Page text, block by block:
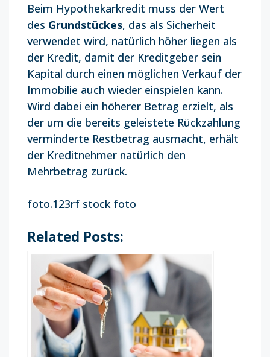
Beim Hypothekarkredit muss der Wert
des Grundstückes, das als Sicherheit
verwendet wird, natürlich höher liegen als
der Kredit, damit der Kreditgeber sein
Kapital durch einen möglichen Verkauf der
Immobilie auch wieder einspielen kann.
Wird dabei ein höherer Betrag erzielt, als
der um die bereits geleistete Rückzahlung
verminderte Restbetrag ausmacht, erhält
der Kreditnehmer natürlich den
Mehrbetrag zurück.
foto.123rf stock foto
Related Posts: